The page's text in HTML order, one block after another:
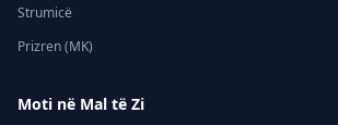
Strumicë
Prizren (MK)
Moti në Mal të Zi